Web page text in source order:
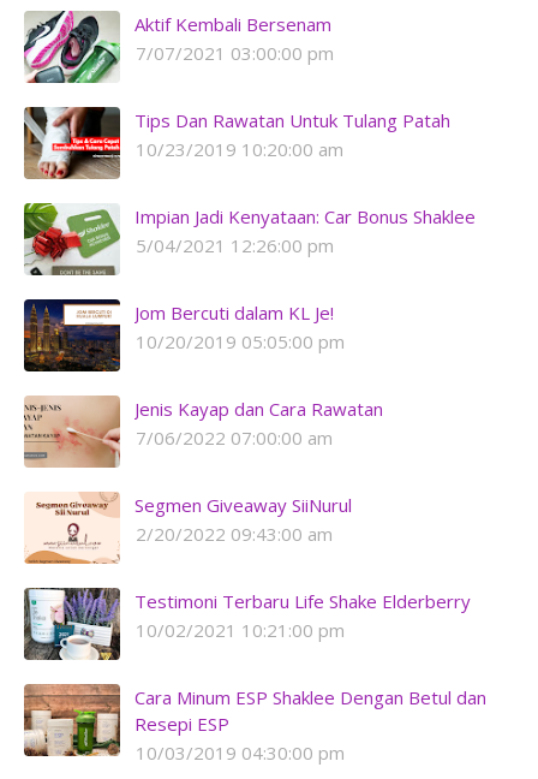
Aktif Kembali Bersenam
7/07/2021 03:00:00 pm
Tips Dan Rawatan Untuk Tulang Patah
10/23/2019 10:20:00 am
Impian Jadi Kenyataan: Car Bonus Shaklee
5/04/2021 12:26:00 pm
Jom Bercuti dalam KL Je!
10/20/2019 05:05:00 pm
Jenis Kayap dan Cara Rawatan
7/06/2022 07:00:00 am
Segmen Giveaway SiiNurul
2/20/2022 09:43:00 am
Testimoni Terbaru Life Shake Elderberry
10/02/2021 10:21:00 pm
Cara Minum ESP Shaklee Dengan Betul dan
Resepi ESP
10/03/2019 04:30:00 pm